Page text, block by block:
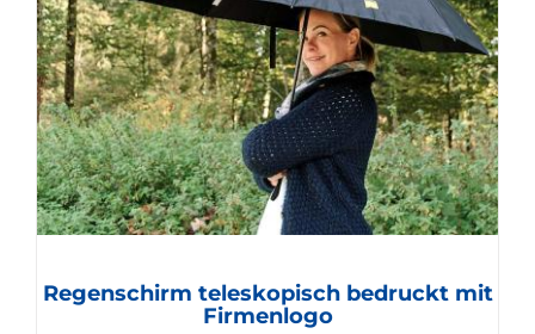
Regenschirm teleskopisch bedruckt mit
Firmenlogo